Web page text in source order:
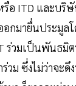
อ ITD และบริ
อกมายื่นประมูล
ร่วมเป็นพันธมิ
วม ซึ่งไม่ว่าจะดึ